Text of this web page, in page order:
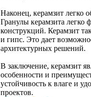
Наконец, керамзит легко
Гранулы керамзита легко
конструкций. Керамзит
и гипс. Это дает
архитектурных решений.
В заключение, керамзит
особенности и
устойчивость к влаге и
проектов.